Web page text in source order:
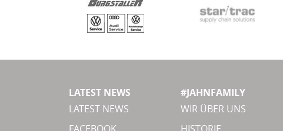
LATEST NEWS
LATEST NEWS
#JAHNFAMILY
WIR ÜBER UNS